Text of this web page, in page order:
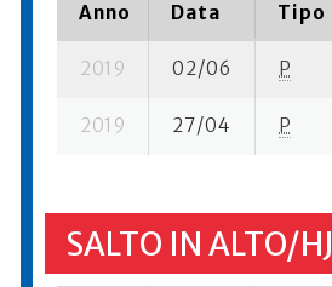
Anno Data Tipo
2019 02/06 P
2019 27/04 P
SALTO IN ALTO/HJ